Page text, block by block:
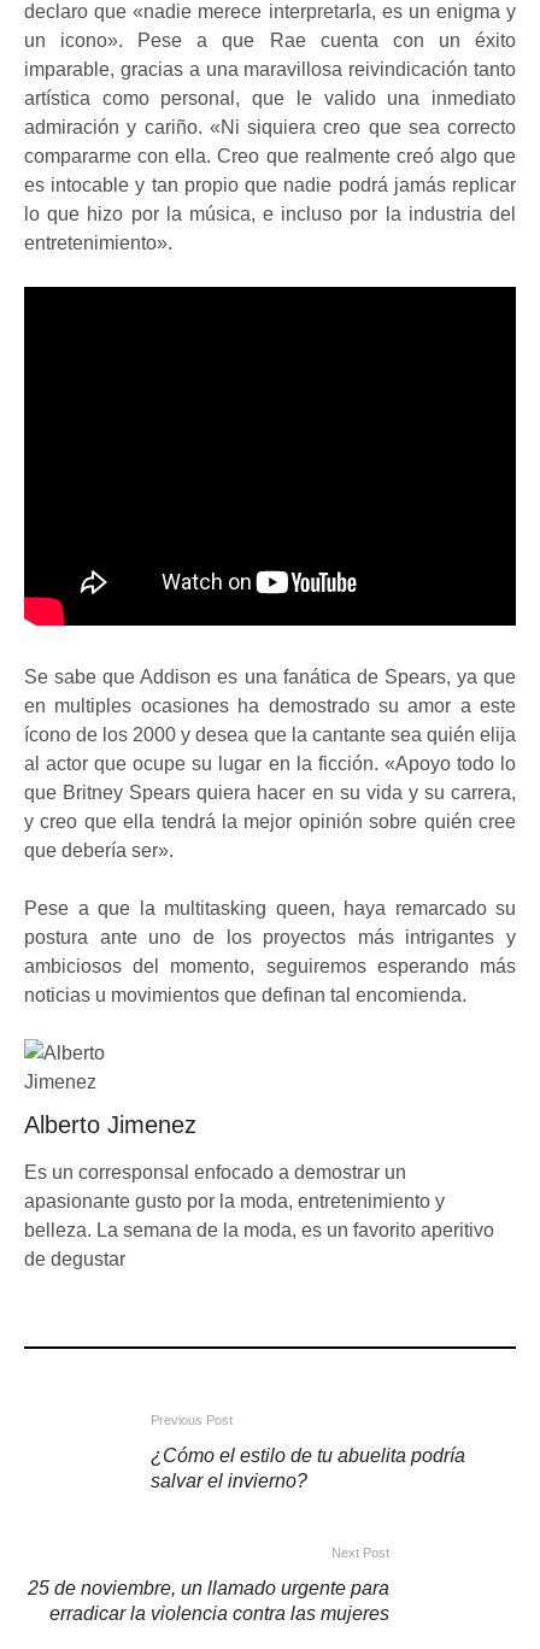
declaro que «nadie merece interpretarla, es un enigma y
un icono». Pese a que Rae cuenta con un éxito
imparable, gracias a una maravillosa reivindicación tanto
artística como personal, que le valido una inmediato
admiración y cariño. «Ni siquiera creo que sea correcto
compararme con ella. Creo que realmente creó algo que
es intocable y tan propio que nadie podrá jamás replicar
lo que hizo por la música, e incluso por la industria del
entretenimiento».
Se sabe que Addison es una fanática de Spears, ya que
en multiples ocasiones ha demostrado su amor a este
ícono de los 2000 y desea que la cantante sea quién elija
al actor que ocupe su lugar en la ficción. «Apoyo todo lo
que Britney Spears quiera hacer en su vida y su carrera,
y creo que ella tendrá la mejor opinión sobre quién cree
que debería ser».
Pese a que la multitasking queen, haya remarcado su
postura ante uno de los proyectos más intrigantes y
ambiciosos del momento, seguiremos esperando más
noticias u movimientos que definan tal encomienda.
Alberto Jimenez
Es un corresponsal enfocado a demostrar un
apasionante gusto por la moda, entretenimiento y
belleza. La semana de la moda, es un favorito aperitivo
de degustar
Previous Post
¿Cómo el estilo de tu abuelita podría
salvar el invierno?
Next Post
25 de noviembre, un llamado urgente para
erradicar la violencia contra las mujeres